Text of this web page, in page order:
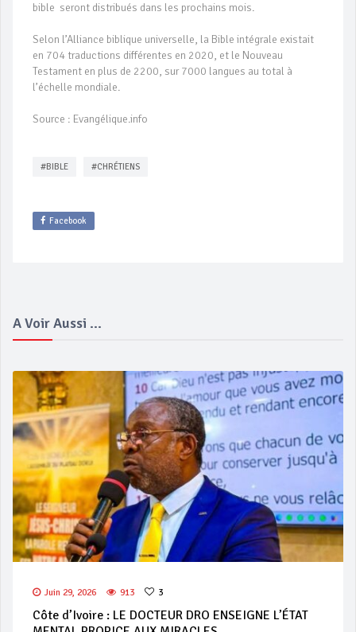
bible seront distribués dans les prochains mois.
Selon l’Alliance biblique universelle, la Bible intégrale existait
en 704 traductions différentes en 2020, et le Nouveau
Testament en plus de 2200, sur 7000 langues au total à
l’échelle mondiale.
Source : Evangélique.info
#BIBLE #CHRÉTIENS
Facebook
A Voir Aussi ...
Juin 29, 2026 913 3
Côte d’Ivoire : LE DOCTEUR DRO ENSEIGNE L’ÉTAT